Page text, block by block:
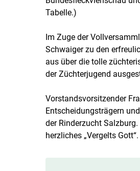
Tabelle.)
Im Zuge der
Schwaiger zu den
aus über die tolle
der Züchterjugend
Vorstandsvorsitzender
Entscheidungsträgern
der Rinderzucht
herzliches „Vergelts Gott“.